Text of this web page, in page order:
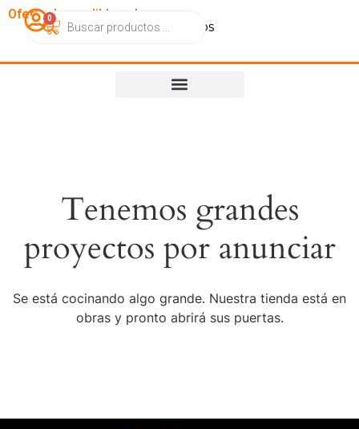
OfertasImperdibles.cl
CatálogoContactoNosotros
0
Tenemos grandes
proyectos por anunciar
Se está cocinando algo grande. Nuestra tienda está en
obras y pronto abrirá sus puertas.